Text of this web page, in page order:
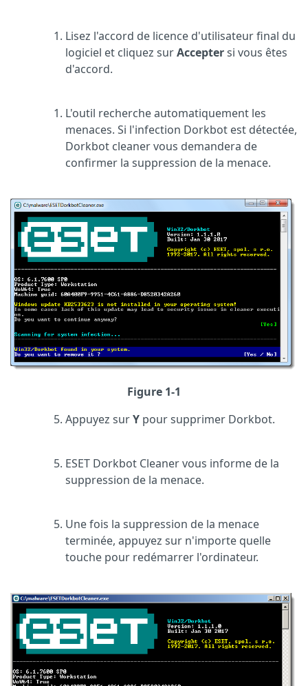
Lisez l'accord de licence d'utilisateur final du
logiciel et cliquez surAcceptersi vous êtes
d'accord.
L'outil recherche automatiquement les
menaces. Si l'infection Dorkbot est détectée,
Dorkbot cleaner vous demandera de
confirmer la suppression de la menace.
Figure 1-1
Appuyez surY pour supprimer Dorkbot.
ESET Dorkbot Cleaner vous informe de la
suppression de la menace.
Une fois la suppression de la menace
terminée, appuyez sur n'importe quelle
touche pour redémarrer l'ordinateur.